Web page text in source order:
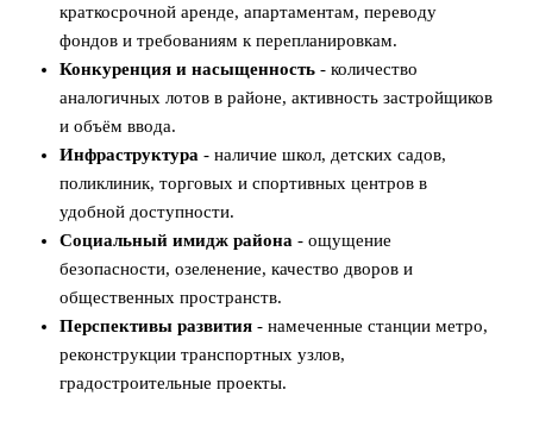
краткосрочной аренде, апартаментам, переводу
фондов и требованиям к перепланировкам.
Конкуренция и насыщенность - количество
аналогичных лотов в районе, активность застройщиков
и объём ввода.
Инфраструктура - наличие школ, детских садов,
поликлиник, торговых и спортивных центров в
удобной доступности.
Социальный имидж района - ощущение
безопасности, озеленение, качество дворов и
общественных пространств.
Перспективы развития - намеченные станции метро,
реконструкции транспортных узлов,
градостроительные проекты.